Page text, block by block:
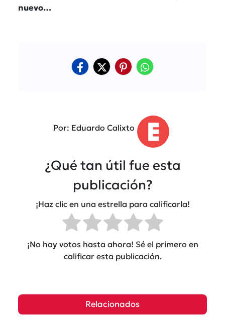
nuevo…
Por: Eduardo Calixto
¿Qué tan útil fue esta
publicación?
¡Haz clic en una estrella para calificarla!
¡No hay votos hasta ahora! Sé el primero en
calificar esta publicación.
Relacionados